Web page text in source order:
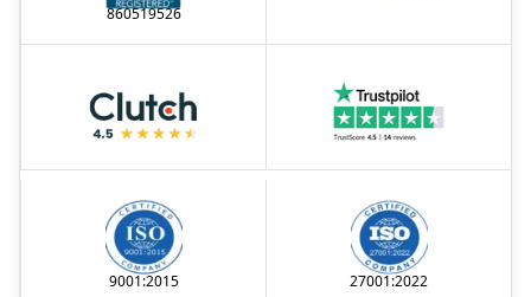
860519526
9001:2015 27001:2022